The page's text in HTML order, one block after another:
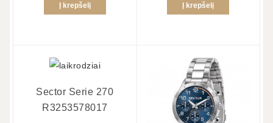
Į krepšelį
Į krepšelį
Sector Serie 270
R3253578017